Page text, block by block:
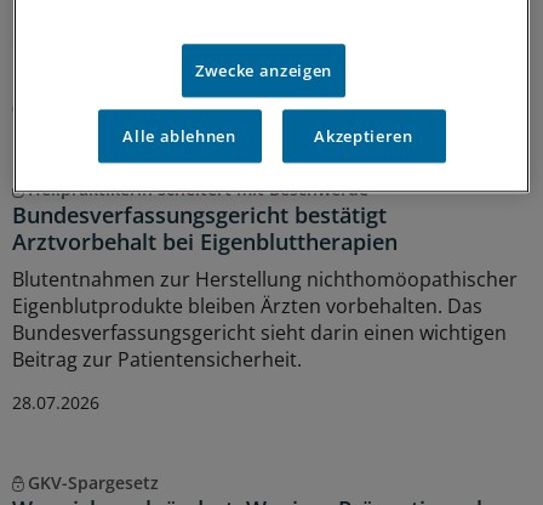
der Arzneitherapie gelten – unter anderem das Aus der
Homöopathie auf Kosten der GKV.
03.08.2026
Heilpraktikerin scheitert mit Beschwerde
Bundesverfassungsgericht bestätigt
Arztvorbehalt bei Eigenbluttherapien
Blutentnahmen zur Herstellung nichthomöopathischer
Eigenblutprodukte bleiben Ärzten vorbehalten. Das
Bundesverfassungsgericht sieht darin einen wichtigen
Beitrag zur Patientensicherheit.
28.07.2026
GKV-Spargesetz
Zwecke anzeigen
Alle ablehnen Akzeptieren